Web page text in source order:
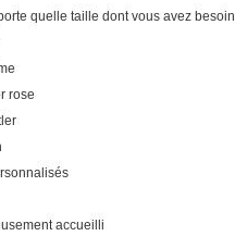
quelle taille dont vous avez besoin
rose
accueilli